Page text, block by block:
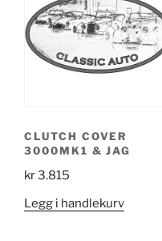
CLUTCH COVER
3000MK1 & JAG
kr3.815
Legg i handlekurv